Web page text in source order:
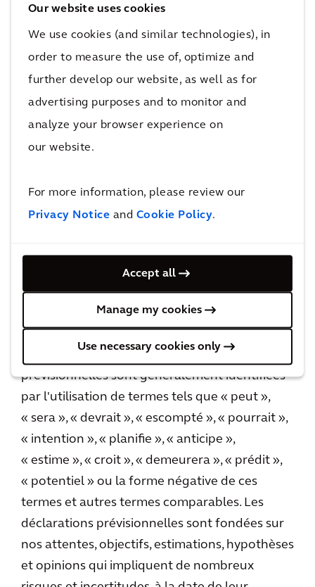
Our website uses cookies
We use cookies (and similar technologies), in
order to measure the use of, optimize and
further develop our website, as well as for
advertising purposes and to monitor and
analyze your browser experience on
our website.
For more information, please review our
Privacy Notice and Cookie Policy.
Accept all
Manage my cookies
Use necessary cookies only
Informations prévisionnelles
Les déclarations figurant sur le site Web et les
applications qui ne sont pas des faits avérés (y
compris les déclarations concernant les
objectifs d'investissement, les autres objectifs
ou les performances économiques futures, ou
les hypothèses ou prévisions y afférentes) sont
constituent pas des garanties. Les résultats
réels ou les résultats de nos opérations
pourraient différer sensiblement de ceux
exprimés ou sous-entendus dans les
déclarations prévisionnelles. Les déclarations
prévisionnelles sont généralement identifiées
par l'utilisation de termes tels que « peut »,
« sera », « devrait », « escompté », « pourrait »,
« intention », « planifie », « anticipe »,
« estime », « croit », « demeurera », « prédit »,
« potentiel » ou la forme négative de ces
termes et autres termes comparables. Les
déclarations prévisionnelles sont fondées sur
nos attentes, objectifs, estimations, hypothèses
et opinions qui impliquent de nombreux